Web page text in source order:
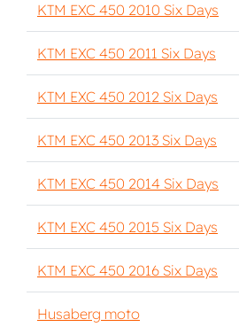
KTM EXC 450 2010 Six Days
KTM EXC 450 2011 Six Days
KTM EXC 450 2012 Six Days
KTM EXC 450 2013 Six Days
KTM EXC 450 2014 Six Days
KTM EXC 450 2015 Six Days
KTM EXC 450 2016 Six Days
Husaberg moto